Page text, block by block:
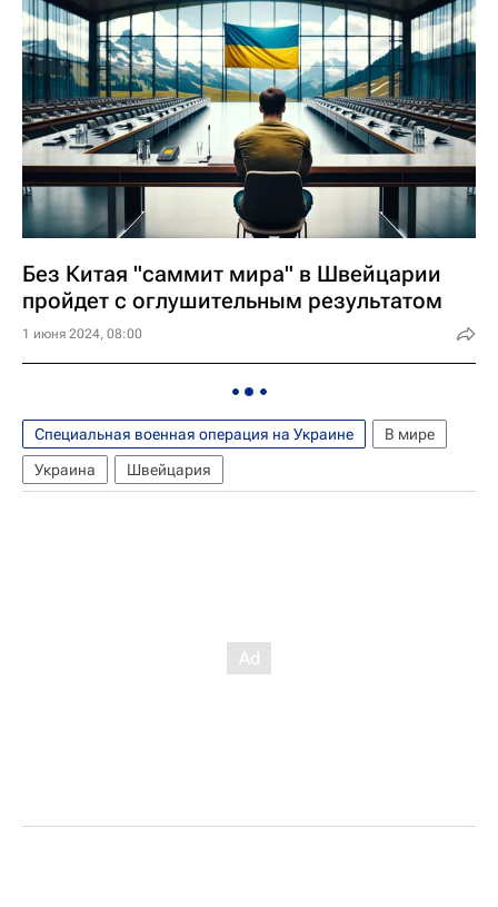
Без Китая "саммит мира" в Швейцарии
пройдет с оглушительным результатом
1 июня 2024, 08:00
Специальная военная операция на Украине
В мире
Украина
Швейцария